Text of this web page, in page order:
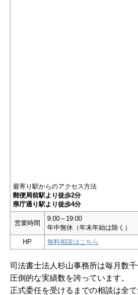
最寄り駅からのアクセス方法
郵便局前駅より徒歩2分
県庁通り駅より徒歩4分
営業時間
9:00～19:00
年中無休（年末年始は除く）
HP
無料相談はこちら
司法書士法人杉山事務所は毎月数千
圧倒的な実績数を誇っています。
正式委任を受けるまでの相談は全